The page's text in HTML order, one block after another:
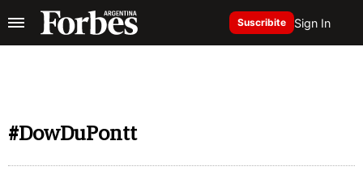
Suscribite Sign In
#DowDuPontt